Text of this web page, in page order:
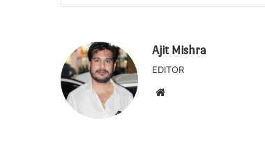
Ajit Mishra
EDITOR